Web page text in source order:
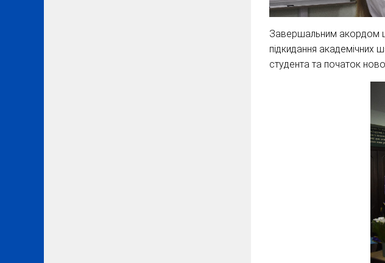
Завершальним акордом
підкидання академічних
студента та початок